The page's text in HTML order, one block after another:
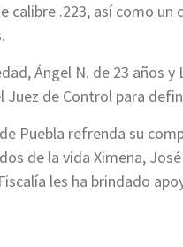
calibre .223, así como un
Ángel N. de 23 años
Juez de Control para
Puebla refrenda su
de la vida Ximena,
les ha brindado